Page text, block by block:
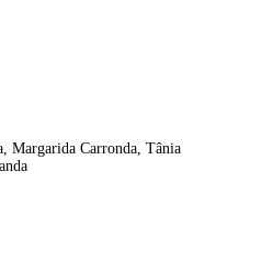
Margarida Carronda, Tânia